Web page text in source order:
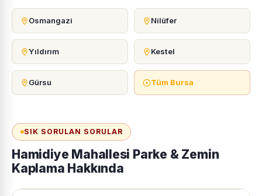
Osmangazi Nilüfer
Yıldırım Kestel
Gürsu Tüm Bursa
SIK SORULAN SORULAR
Hamidiye Mahallesi Parke & Zemin
Kaplama Hakkında